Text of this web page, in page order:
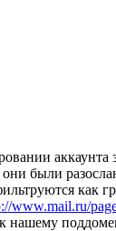
были
как
www.mail.ru/
нашему